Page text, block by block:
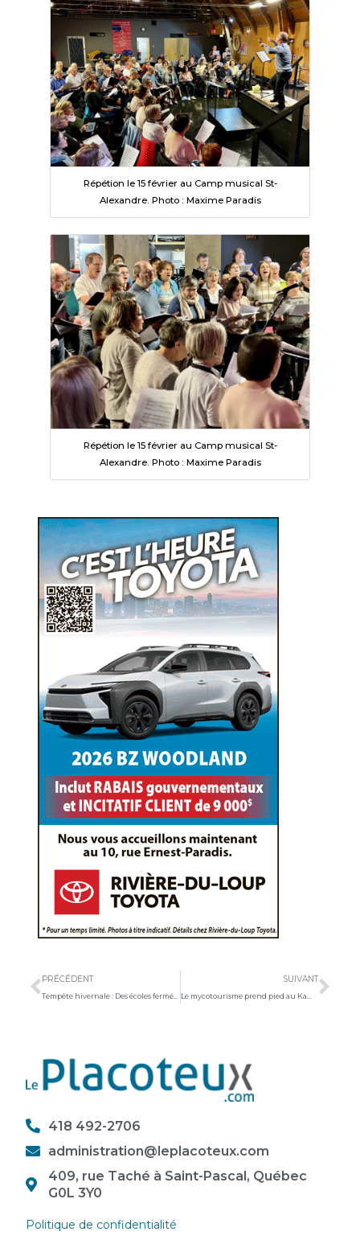
Répétion le 15 février au Camp musical St-
Alexandre. Photo : Maxime Paradis
Répétion le 15 février au Camp musical St-
Alexandre. Photo : Maxime Paradis
PRÉCÉDENT
Tempête hivernale : Des écoles fermées pour la journée dans Kamouraska-L’Islet
SUIVANT
418 492-2706
administration@leplacoteux.com
409, rue Taché à Saint-Pascal, Québec
G0L 3Y0
Politique de confidentialité